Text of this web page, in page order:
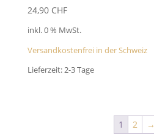
24,90 CHF
inkl. 0 % MwSt.
Versandkostenfrei in der Schweiz
Lieferzeit:2-3 Tage
1 2 →